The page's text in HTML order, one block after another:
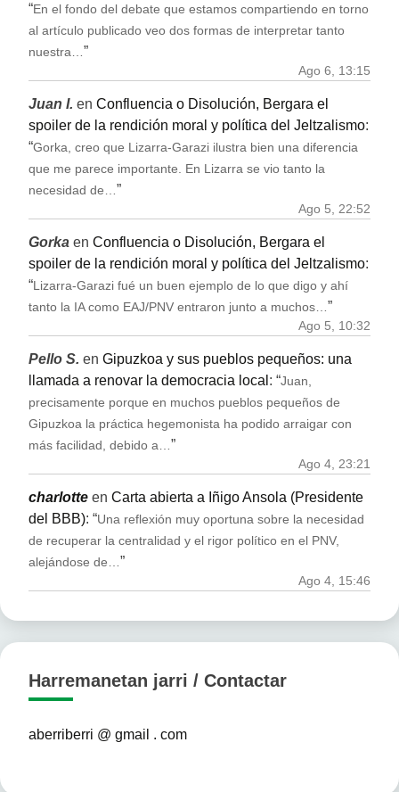
“En el fondo del debate que estamos compartiendo en torno
al artículo publicado veo dos formas de interpretar tanto
nuestra…”
Ago 6, 13:15
Juan I. en Confluencia o Disolución, Bergara el
spoiler de la rendición moral y política del Jeltzalismo:
“Gorka, creo que Lizarra-Garazi ilustra bien una diferencia
que me parece importante. En Lizarra se vio tanto la
necesidad de…”
Ago 5, 22:52
Gorka en Confluencia o Disolución, Bergara el
spoiler de la rendición moral y política del Jeltzalismo:
“Lizarra-Garazi fué un buen ejemplo de lo que digo y ahí
tanto la IA como EAJ/PNV entraron junto a muchos…”
Ago 5, 10:32
Pello S. en Gipuzkoa y sus pueblos pequeños: una
llamada a renovar la democracia local : “Juan,
precisamente porque en muchos pueblos pequeños de
Gipuzkoa la práctica hegemonista ha podido arraigar con
más facilidad, debido a… ”
Ago 4, 23:21
charlotte en Carta abierta a Iñigo Ansola (Presidente
del BBB): “Una reflexión muy oportuna sobre la necesidad
de recuperar la centralidad y el rigor político en el PNV,
alejándose de… ”
Ago 4, 15:46
Harremanetan jarri / Contactar
aberriberri @ gmail . com